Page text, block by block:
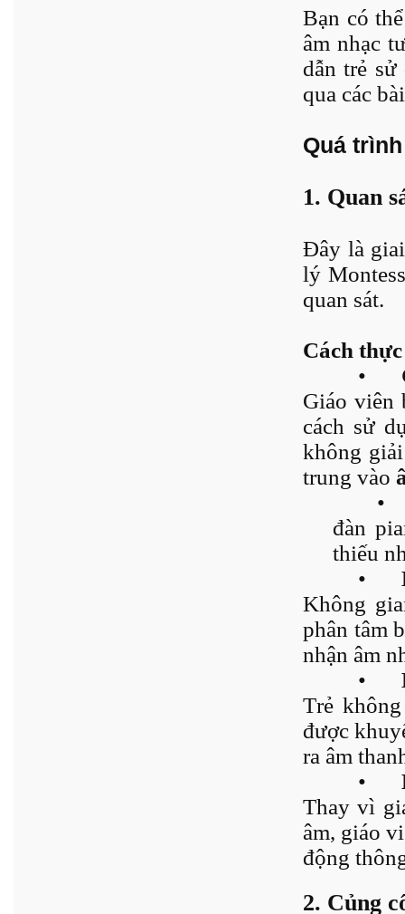
Bạn có
âm nhạc
dẫn trẻ
qua các
Quá
1. Quan
Đây là
lý
quan sát.
Cách
•
Giáo viên
cách sử
không
trung vào
•
đàn
thiếu
•
Không
phân tâm
nhận âm
•
Trẻ
được
ra âm
•
Thay vì
âm, giáo
động
2. Củng